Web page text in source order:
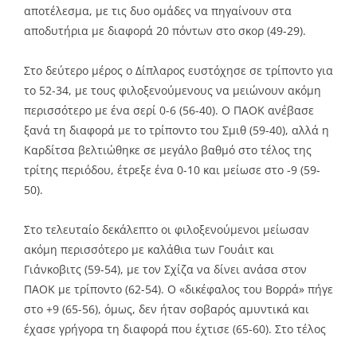
αποτέλεσμα, με τις δυο ομάδες να πηγαίνουν στα
αποδυτήρια με διαφορά 20 πόντων στο σκορ (49-29).
Στο δεύτερο μέρος ο Δίπλαρος ευστόχησε σε τρίποντο για
το 52-34, με τους φιλοξενούμενους να μειώνουν ακόμη
περισσότερο με ένα σερί 0-6 (56-40). Ο ΠΑΟΚ ανέβασε
ξανά τη διαφορά με το τρίποντο του Σμιθ (59-40), αλλά η
Καρδίτσα βελτιώθηκε σε μεγάλο βαθμό στο τέλος της
τρίτης περιόδου, έτρεξε ένα 0-10 και μείωσε στο -9 (59-
50).
Στο τελευταίο δεκάλεπτο οι φιλοξενούμενοι μείωσαν
ακόμη περισσότερο με καλάθια των Γουάιτ και
Γιάνκοβιτς (59-54), με τον Σχίζα να δίνει ανάσα στον
ΠΑΟΚ με τρίποντο (62-54). Ο «δικέφαλος του Βορρά» πήγε
στο +9 (65-56), όμως, δεν ήταν σοβαρός αμυντικά και
έχασε γρήγορα τη διαφορά που έχτισε (65-60). Στο τέλος